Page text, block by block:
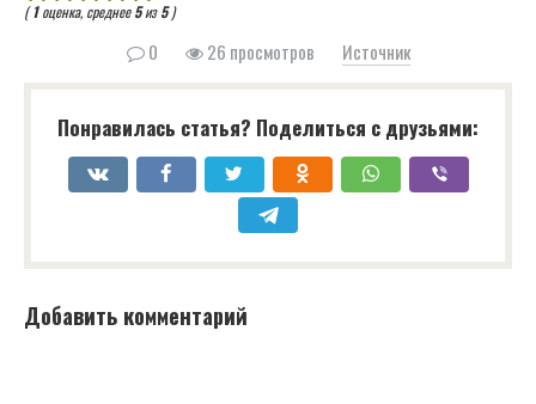
(1оценка, среднее5из5)
0 26 просмотров Источник
Понравилась статья? Поделиться с друзьями:
Добавить комментарий